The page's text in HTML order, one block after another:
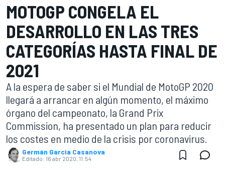
MOTOGP CONGELA EL
DESARROLLO EN LAS TRES
CATEGORÍAS HASTA FINAL DE
2021
A la espera de saber si el Mundial de MotoGP 2020
llegará a arrancar en algún momento, el máximo
órgano del campeonato, la Grand Prix
Commission, ha presentado un plan para reducir
los costes en medio de la crisis por coronavirus.
Germán Garcia Casanova
Editado: 16 abr 2020, 11:54